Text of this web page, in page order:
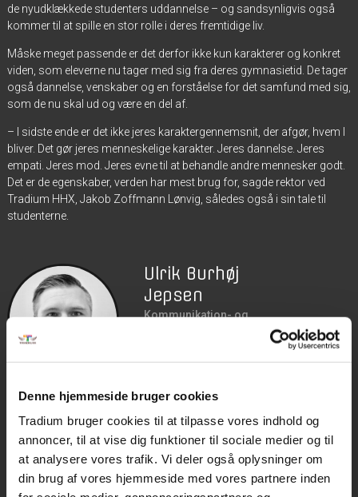
Denne hjemmeside bruger cookies
Tradium bruger cookies til at tilpasse vores indhold og
annoncer, til at vise dig funktioner til sociale medier og til
at analysere vores trafik. Vi deler også oplysninger om
din brug af vores hjemmeside med vores partnere inden
de nyudklækkede studenters uddannelse – og sandsynligvis også
kommer til at spille en stor rolle i deres fremtidige liv.
Måske meget passende er det derfor ikke kun karakterer og konkret
viden, som eleverne nu tager med sig fra deres gymnasietid. De tager
også dannelse, venskaber og en forståelse for det samfund med sig,
som de nu skal ud og være en del af.
– I sidste ende er det ikke jeres karaktergennemsnit, der afgør, hvem I
bliver. Det gør jeres menneskelige karakter. Jeres dannelse. Jeres
empati. Jeres mod. Jeres evne til at behandle andre mennesker godt.
Det er de egenskaber, verden har mest brug for, sagde rektor ved
Tradium HHX, Jakob Zoffmann Lønvig, således også i sin tale til
studenterne.
Ulrik Burhøj
Jepsen
Kommunikation- og
PR-ansvarlig
E ubj@tradium.dk
Randers